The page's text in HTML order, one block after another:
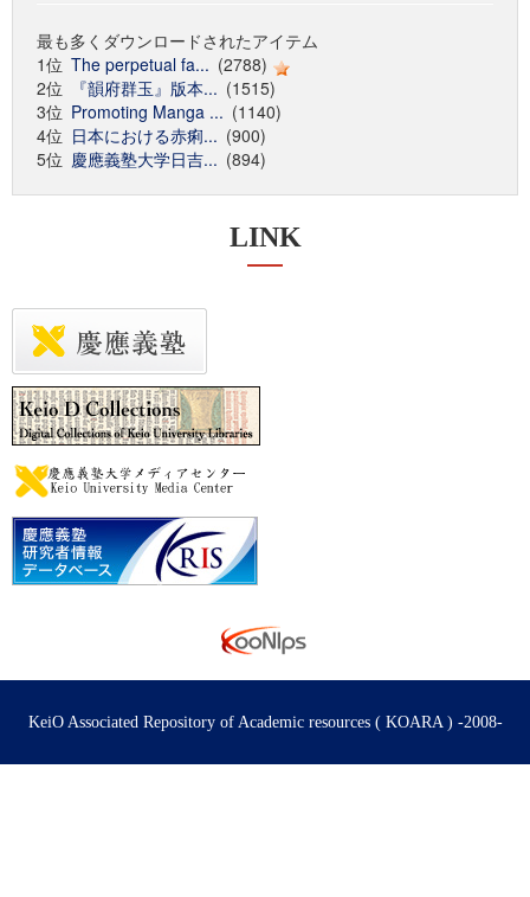
最も多くダウンロードされたアイテム
1位 The perpetual fa... (2788)
2位
『韻府群玉』版本... (1515)
3位 Promoting Manga ... (1140)
4位 日本における赤痢... (900)
5位 慶應義塾大学日吉... (894)
LINK
KeiO Associated Repository of Academic resources ( KOARA ) -2008-